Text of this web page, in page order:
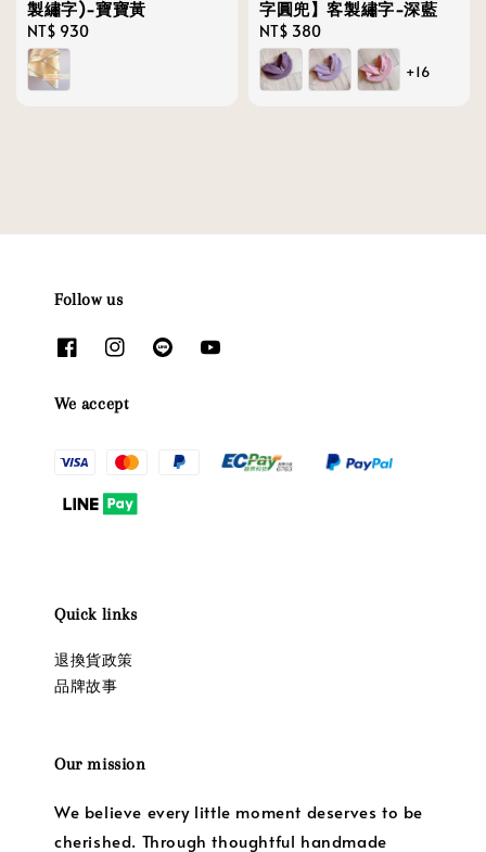
製繡字)-寶寶黃
Regular
price
NT$ 930
字圓兜】客製繡字-深藍
Regular
price
NT$ 380
+16
Follow us
We accept
Quick links
退換貨政策
品牌故事
Our mission
We believe every little moment deserves to be
cherished. Through thoughtful handmade